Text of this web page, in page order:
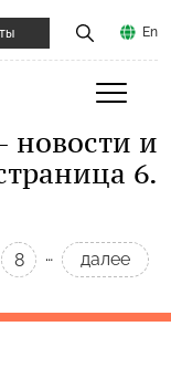
En
новости и
6.
8 … далее